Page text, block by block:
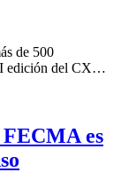
de 500
edición del CX…
FECMA es